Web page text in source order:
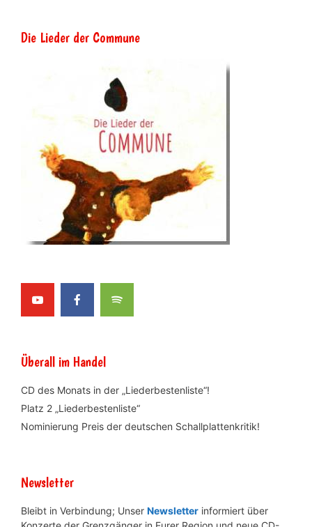
Die Lieder der Commune
Überall im Handel
CD des Monats in der „Liederbestenliste“!
Platz 2 „Liederbestenliste“
Nominierung Preis der deutschen Schallplattenkritik!
Newsletter
Bleibt in Verbindung; Unser Newsletter informiert über